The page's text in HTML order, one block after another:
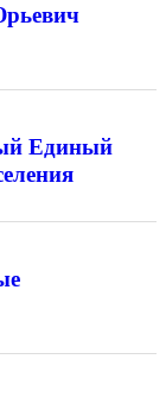
Единый